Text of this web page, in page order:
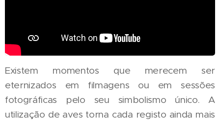
Existem momentos que merecem ser
eternizados em filmagens ou em sessões
fotográficas pelo seu simbolismo único. A
utilização de aves torna cada registo ainda mais